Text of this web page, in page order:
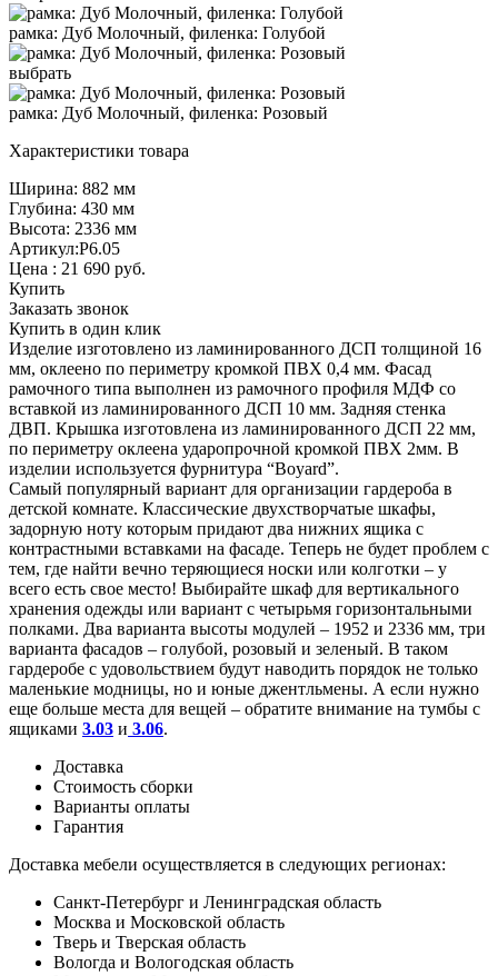
рамка: Дуб Молочный, филенка: Голубой
выбрать
рамка: Дуб Молочный, филенка: Розовый
Характеристики товара
Ширина: 882 мм
Глубина: 430 мм
Высота: 2336 мм
Артикул:Р6.05
Цена : 21 690 руб.
Купить
Заказать звонок
Купить в один клик
Изделие изготовлено из ламинированного ДСП толщиной 16
мм, оклеено по периметру кромкой ПВХ 0,4 мм. Фасад
рамочного типа выполнен из рамочного профиля МДФ со
вставкой из ламинированного ДСП 10 мм. Задняя стенка
ДВП. Крышка изготовлена из ламинированного ДСП 22 мм,
по периметру оклеена ударопрочной кромкой ПВХ 2мм. В
изделии используется фурнитура “Boyard”.
Самый популярный вариант для организации гардероба в
детской комнате. Классические двухстворчатые шкафы,
задорную ноту которым придают два нижних ящика с
контрастными вставками на фасаде. Теперь не будет проблем с
тем, где найти вечно теряющиеся носки или колготки – у
всего есть свое место! Выбирайте шкаф для вертикального
хранения одежды или вариант с четырьмя горизонтальными
полками. Два варианта высоты модулей – 1952 и 2336 мм, три
варианта фасадов – голубой, розовый и зеленый. В таком
гардеробе с удовольствием будут наводить порядок не только
маленькие модницы, но и юные джентльмены. А если нужно
еще больше места для вещей – обратите внимание на тумбы с
ящиками 3.03 и 3.06.
Доставка
Стоимость сборки
Варианты оплаты
Гарантия
Доставка мебели осуществляется в следующих регионах:
Санкт-Петербург и Ленинградская область
Москва и Московской область
Тверь и Тверская область
Вологда и Вологодская область